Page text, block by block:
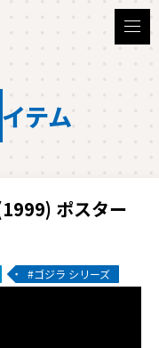
テム
ポスター
ゴジラ シリーズ